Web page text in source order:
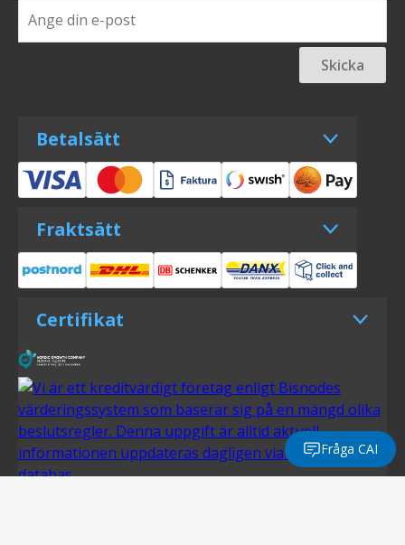
Skicka
Betalsätt
Fraktsätt
Certifikat
Fråga CAI